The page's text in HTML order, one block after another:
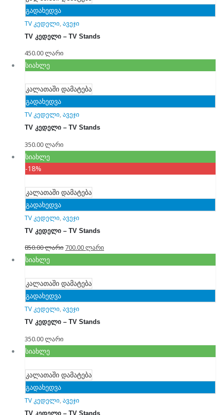
გადახედვა
TV კედელი,ავეჯი
TV კედელი – TV Stands
450.00ლარი
სიახლე
კალათაში დამატება
გადახედვა
TV კედელი,ავეჯი
TV კედელი – TV Stands
350.00ლარი
სიახლე
-18%
კალათაში დამატება
გადახედვა
TV კედელი,ავეჯი
TV კედელი – TV Stands
850.00ლარი700.00ლარი
სიახლე
კალათაში დამატება
გადახედვა
TV კედელი,ავეჯი
TV კედელი – TV Stands
350.00ლარი
სიახლე
კალათაში დამატება
გადახედვა
TV კედელი,ავეჯი
TV კედელი – TV Stands